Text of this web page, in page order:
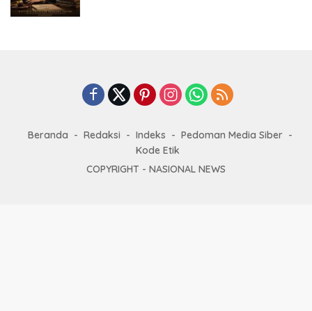
Beranda Redaksi Indeks
Pedoman Media Siber
Kode Etik
COPYRIGHT - NASIONAL NEWS